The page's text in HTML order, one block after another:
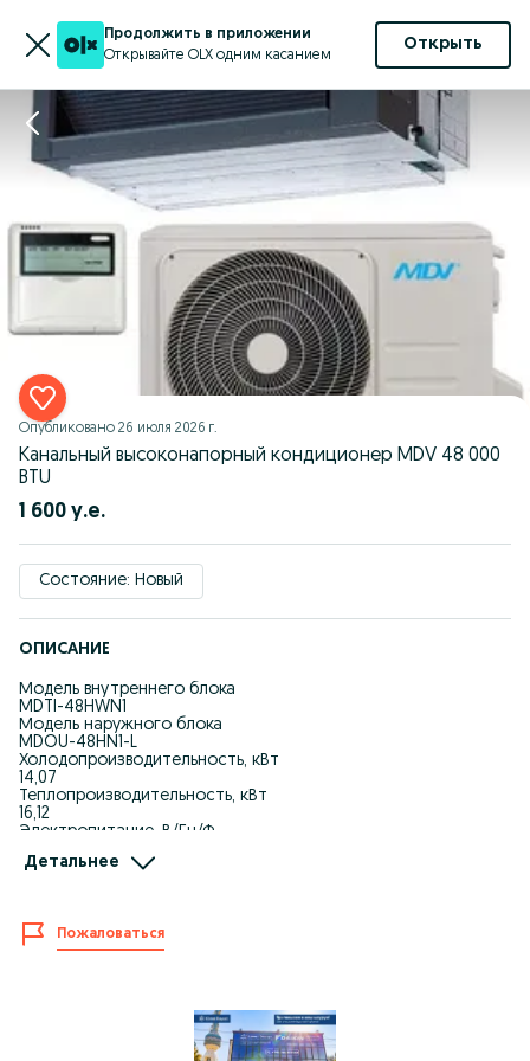
Продолжить в приложении
Открывайте OLX одним касанием
Открыть
Опубликовано 26 июля 2026 г.
Канальный высоконапорный кондиционер MDV 48 000
BTU
1 600 у.е.
Состояние: Новый
ОПИСАНИЕ
Модель внутреннего блока
MDTI-48HWN1
Модель наружного блока
MDOU-48HN1-L
Холодопроизводительность, кВт
14,07
Теплопроизводительность, кВт
16,12
Электропитание, В/Гц/Ф
Номинальная потребляемая мощность (охлаждение), кВт
2,63
Номинальный потребляемый ток (охлаждение), А
Коэффициент энергоэффективности COP
Номинальный потребляемый ток (нагрев), А
Детальнее
Пожаловаться